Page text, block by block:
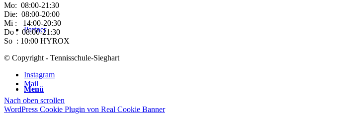
Partner
Menü
Mo: 08:00-21:30
Die: 08:00-20:00
Mi : 14:00-20:30
Do : 08:00-21:30
So : 10:00 HYROX
© Copyright - Tennisschule-Sieghart
Instagram
Mail
Nach oben scrollen
WordPress Cookie Plugin von Real Cookie Banner